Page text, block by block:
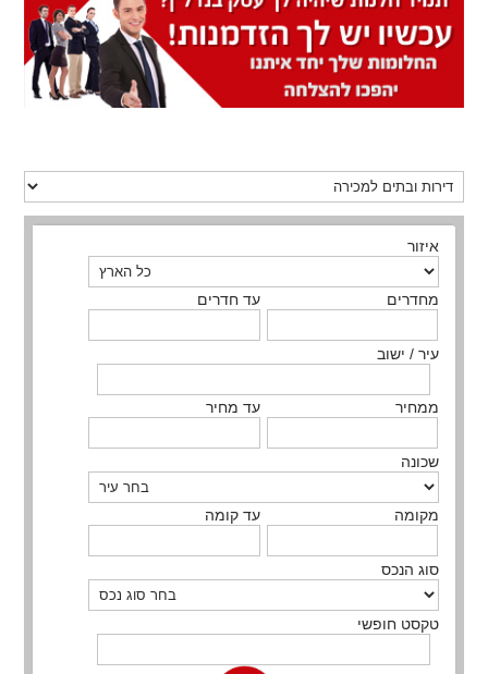
איזור
מחדרים עד חדרים
עיר / ישוב
ממחיר עד מחיר
שכונה
מקומה עד קומה
סוג הנכס
טקסט חופשי